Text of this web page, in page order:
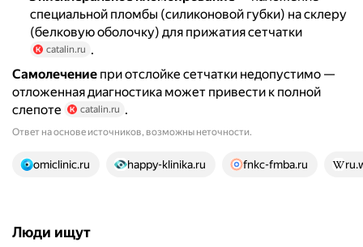
специальной пломбы (силиконовой губки) на склеру
(белковую оболочку) для прижатия сетчатки
catalin.ru .
Самолечение при отслойке сетчатки недопустимо —
отложенная диагностика может привести к полной
слепоте
catalin.ru .
Ответ на основе источников, возможны неточности.
18 источников
omiclinic.ru happy-klinika.ru fnkc-fmba.ru
Люди ищут